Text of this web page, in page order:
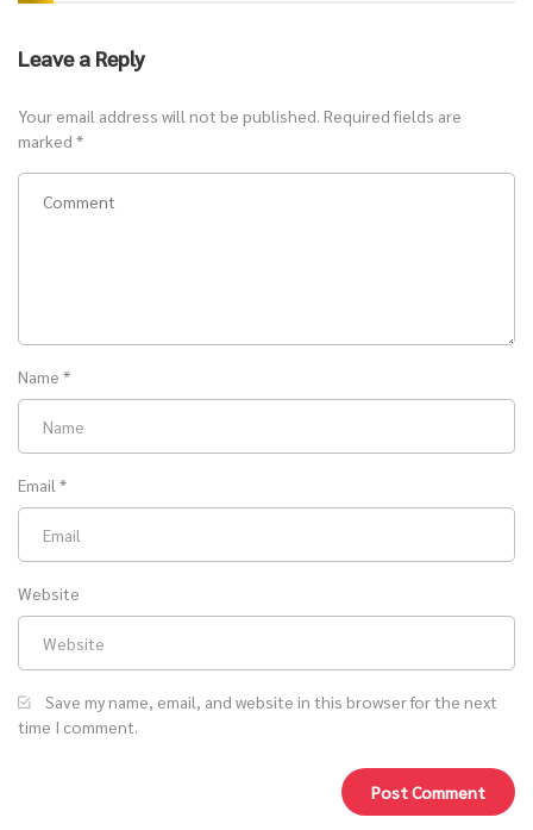
Leave a Reply
Your email address will not be published. Required fields are
marked *
Name *
Email *
Website
Save my name, email, and website in this browser for the next
time I comment.